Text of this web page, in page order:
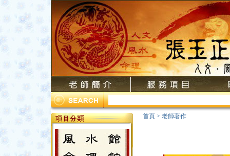
首頁 > 老師著作